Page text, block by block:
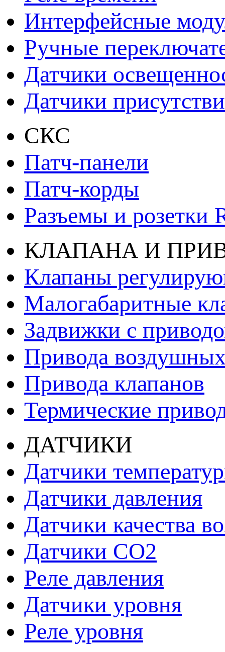
Интерфейсные
Ручные
Датчики
Датчики
СКС
Патч-панели
Патч-корды
Разъемы и розетки
КЛАПАНА И
Клапаны
Малогабаритные
Задвижки с
Привода
Привода клапанов
Термические
ДАТЧИКИ
Датчики
Датчики давления
Датчики качества
Датчики СО2
Реле давления
Датчики уровня
Реле уровня